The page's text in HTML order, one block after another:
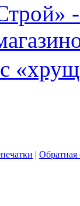
| Обратная